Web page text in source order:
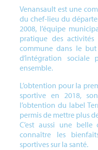
Venansault est une
du chef-lieu du
2008, l’équipe
pratique des
commune dans le
d’intégration
ensemble.
L’obtention pour la
sportive en 2018,
l’obtention du label
permis de mettre plus
C’est aussi une
connaître les
sportives sur la santé.